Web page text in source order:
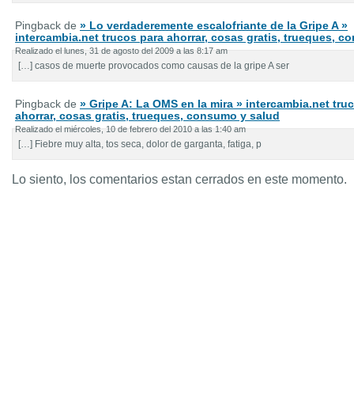
Pingback de » Lo verdaderemente escalofriante de la Gripe A »
intercambia.net trucos para ahorrar, cosas gratis, trueques,
Realizado el lunes, 31 de agosto del 2009 a las 8:17 am
[…] casos de muerte provocados como causas de la gripe A ser
Pingback de » Gripe A: La OMS en la mira » intercambia.net
ahorrar, cosas gratis, trueques, consumo y salud
Realizado el miércoles, 10 de febrero del 2010 a las 1:40 am
[…] Fiebre muy alta, tos seca, dolor de garganta, fatiga, p
Lo siento, los comentarios estan cerrados en este momento.